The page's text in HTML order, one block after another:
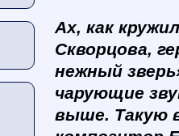
Ах, как
Скворцова,
нежный
чарующие
выше. Такую